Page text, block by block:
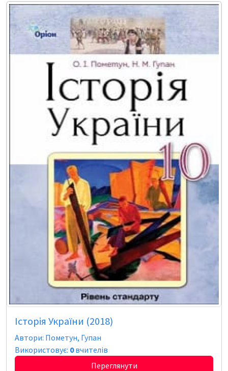
Історія України (2018)
Автори: Пометун, Гупан
Використовує: 0вчителів
Переглянути